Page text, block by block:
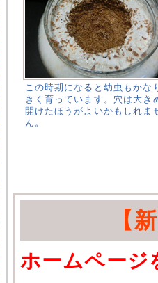
この時期になると幼虫もかな
きく育っています。穴は大き
開けたほうがよいかもしれま
ん。
【
ホームページ